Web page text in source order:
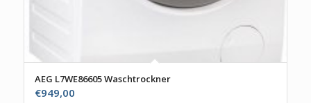
AEG L7WE86605 Waschtrockner
€949,00